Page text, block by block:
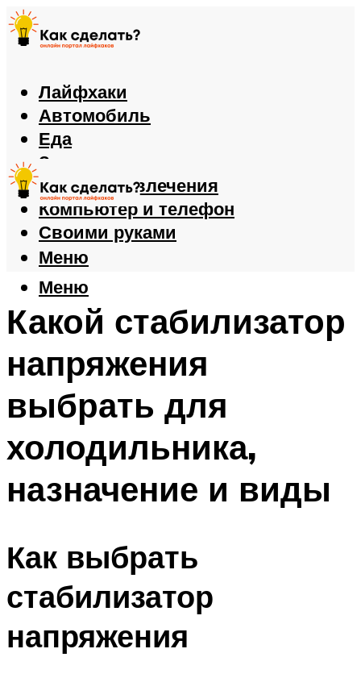
Лайфхаки
Автомобиль
Еда
Здоровье
Игры и развлечения
Компьютер и телефон
Своими руками
Меню
Меню
Какой стабилизатор
напряжения
выбрать для
холодильника,
назначение и виды
Как выбрать
стабилизатор
напряжения